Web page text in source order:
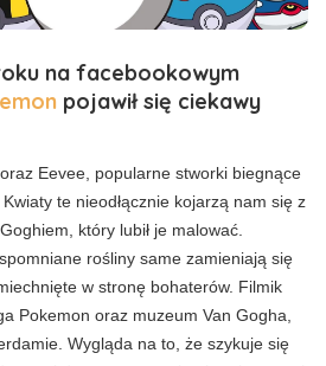
na facebookowym
pojawił się ciekawy
oraz Eevee, popularne stworki biegnące
te nieodłącznie kojarzą nam się z
który lubił je malować.
rośliny same zamieniają się
w stronę bohaterów. Filmik
Pokemon oraz muzeum Van Gogha,
Wygląda na to, że szykuje się